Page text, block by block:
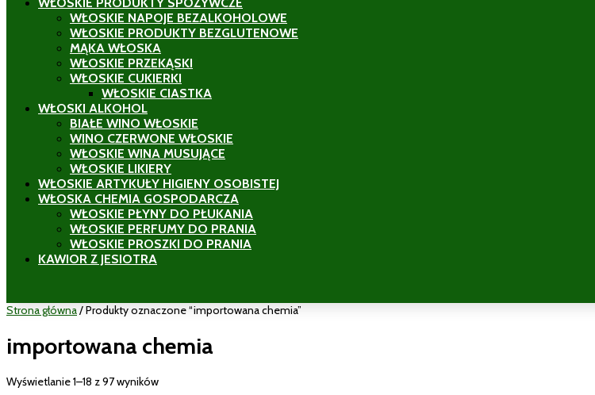
WŁOSKIE NAPOJE BEZALKOHOLOWE
WŁOSKIE PRODUKTY BEZGLUTENOWE
MĄKA WŁOSKA
WŁOSKIE PRZEKĄSKI
WŁOSKIE CUKIERKI
WŁOSKIE CIASTKA
WŁOSKI ALKOHOL
BIAŁE WINO WŁOSKIE
WINO CZERWONE WŁOSKIE
WŁOSKIE WINA MUSUJĄCE
WŁOSKIE LIKIERY
WŁOSKIE ARTYKUŁY HIGIENY OSOBISTEJ
WŁOSKA CHEMIA GOSPODARCZA
WŁOSKIE PŁYNY DO PŁUKANIA
WŁOSKIE PERFUMY DO PRANIA
WŁOSKIE PROSZKI DO PRANIA
KAWIOR Z JESIOTRA
Strona główna/ Produkty oznaczone “importowana chemia”
importowana chemia
Wyświetlanie 1–18 z 97 wyników